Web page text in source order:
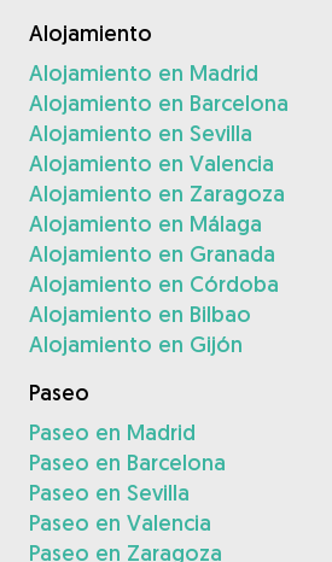
Alojamiento
Alojamiento en Madrid
Alojamiento en Barcelona
Alojamiento en Sevilla
Alojamiento en Valencia
Alojamiento en Zaragoza
Alojamiento en Málaga
Alojamiento en Granada
Alojamiento en Córdoba
Alojamiento en Bilbao
Alojamiento en Gijón
Paseo
Paseo en Madrid
Paseo en Barcelona
Paseo en Sevilla
Paseo en Valencia
Paseo en Zaragoza